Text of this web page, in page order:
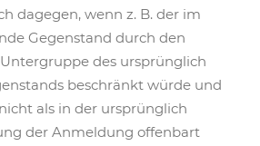
dagegen, wenn z. B. der im
Gegenstand durch den
des ursprünglich
beschränkt würde und
als in der ursprünglich
der Anmeldung offenbart